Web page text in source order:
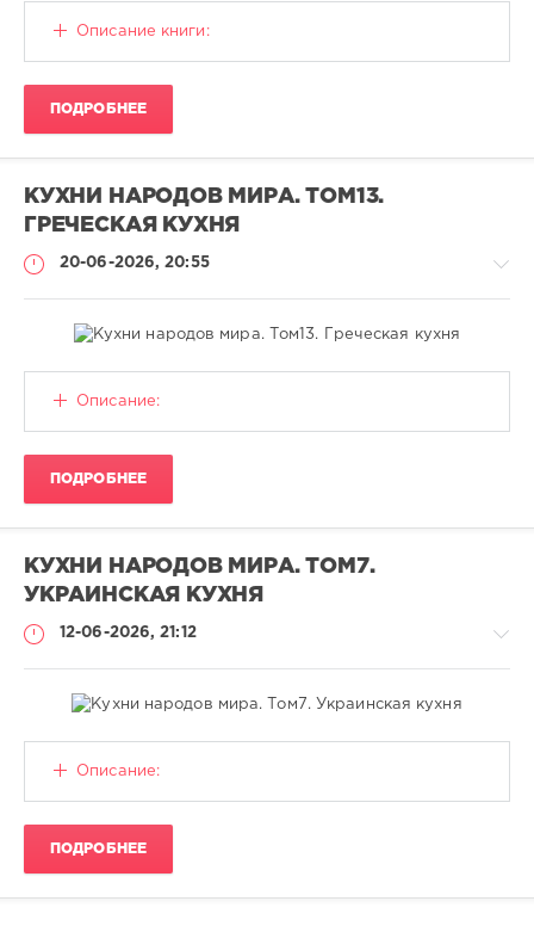
Книги
29
Кулинария,
PDF
Описание книги:
ПОДРОБНЕЕ
КУХНИ НАРОДОВ МИРА. ТОМ13.
ГРЕЧЕСКАЯ КУХНЯ
20-06-2026, 20:55
Книги
44
Кулинария,
PDF
Описание:
ПОДРОБНЕЕ
КУХНИ НАРОДОВ МИРА. ТОМ7.
УКРАИНСКАЯ КУХНЯ
12-06-2026, 21:12
Книги
45
Кулинария,
PDF
Описание:
ПОДРОБНЕЕ